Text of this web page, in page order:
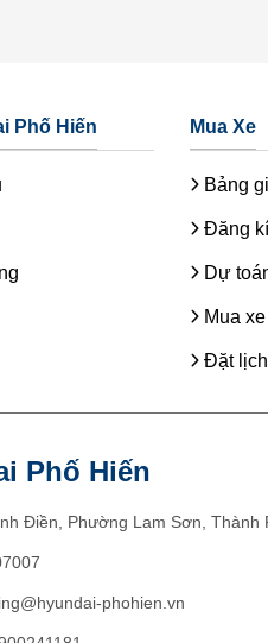
Phố Hiến Mua Xe
Bảng
Đăng
Dự
Mua
Đặt
Phố Hiến
Điền, Phường Lam Sơn, Thành
phohien.vn